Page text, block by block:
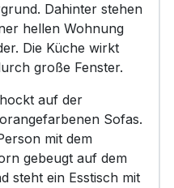
Dahinter stehen
hellen Wohnung
Die Küche wirkt
große Fenster.
auf der
Sofas.
mit dem
gebeugt auf dem
steht ein Esstisch mit